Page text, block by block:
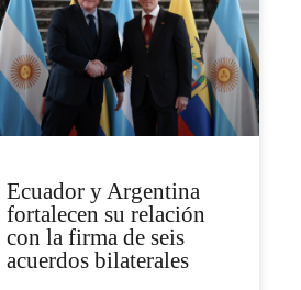
Ecuador y Argentina
fortalecen su relación
con la firma de seis
acuerdos bilaterales